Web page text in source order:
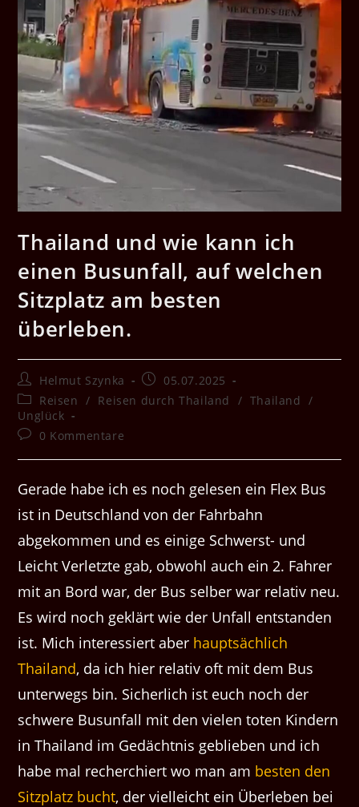
Thailand und wie kann ich
einen Busunfall, auf welchen
Sitzplatz am besten
überleben.
Beitrags-
Autor:
Helmut Szynka
Beitrag
veröffentlicht:
05.07.2025
Beitrags-
Kategorie:
Reisen / Reisen durch Thailand / Thailand
/
Unglück
Beitrags-
0 Kommentare
Gerade habe ich es noch gelesen ein Flex Bus
ist in Deutschland von der Fahrbahn
abgekommen und es einige Schwerst- und
Leicht Verletzte gab, obwohl auch ein 2. Fahrer
mit an Bord war, der Bus selber war relativ neu.
Es wird noch geklärt wie der Unfall entstanden
ist. Mich interessiert aber hauptsächlich
Thailand, da ich hier relativ oft mit dem Bus
unterwegs bin. Sicherlich ist euch noch der
schwere Busunfall mit den vielen toten Kindern
in Thailand im Gedächtnis geblieben und ich
habe mal recherchiert wo man am besten den
Sitzplatz bucht, der vielleicht ein Überleben bei